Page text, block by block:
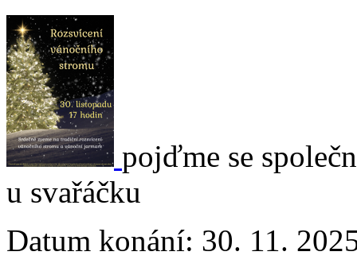
pojďme se
u svařáčku
Datum konání: 30. 11.